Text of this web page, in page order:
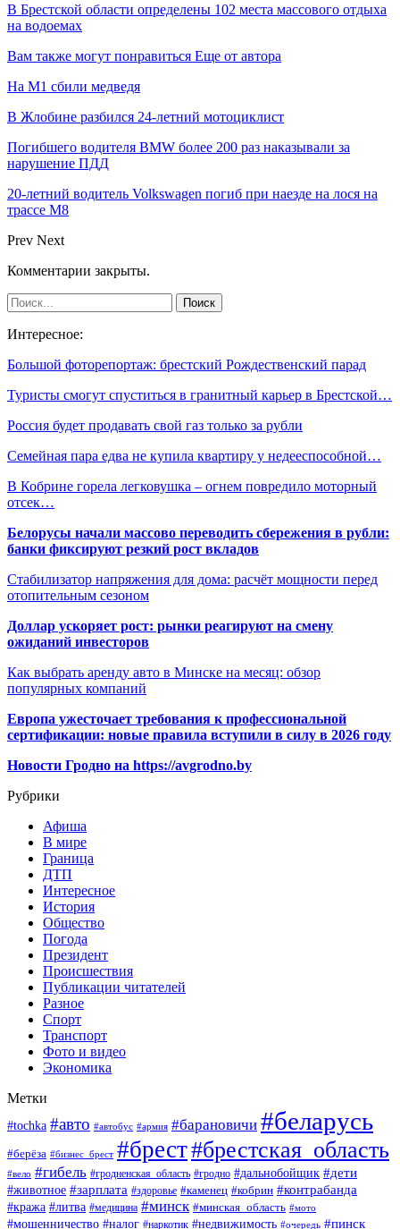
В Брестской области определены 102 места массового отдыха
на водоемах
Вам также могут понравиться Еще от автора
На М1 сбили медведя
В Жлобине разбился 24-летний мотоциклист
Погибшего водителя BMW более 200 раз наказывали за
нарушение ПДД
20-летний водитель Volkswagen погиб при наезде на лося на
трассе М8
Prev Next
Комментарии закрыты.
Интересное:
Большой фоторепортаж: брестский Рождественский парад
Туристы смогут спуститься в гранитный карьер в Брестской…
Россия будет продавать свой газ только за рубли
Семейная пара едва не купила квартиру у недееспособной…
В Кобрине горела легковушка – огнем повредило моторный
отсек…
Белорусы начали массово переводить сбережения в рубли:
банки фиксируют резкий рост вкладов
Стабилизатор напряжения для дома: расчёт мощности перед
отопительным сезоном
Доллар ускоряет рост: рынки реагируют на смену
ожиданий инвесторов
Как выбрать аренду авто в Минске на месяц: обзор
популярных компаний
Европа ужесточает требования к профессиональной
сертификации: новые правила вступили в силу в 2026 году
Новости Гродно на https://avgrodno.by
Рубрики
Афиша
В мире
Граница
ДТП
Интересное
История
Общество
Погода
Президент
Происшествия
Публикации читателей
Разное
Спорт
Транспорт
Фото и видео
Экономика
Метки
#tochka #авто #автобус #армия #барановичи #беларусь
#берёза #бизнес_брест #брест#брестская_область
#вело #гибель #гродненская_область #гродно #дальнобойщик #дети
#животное #зарплата #здоровье #каменец #кобрин #контрабанда
#кража #литва #медицина #минск #минская_область #мото
#мошенничество #налог #наркотик #недвижимость #очередь #пинск